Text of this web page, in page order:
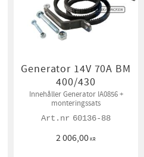
Generator 14V 70A BM
400/430
Innehåller Generator IA0856 +
monteringssats
60136-88
2 006,00KR